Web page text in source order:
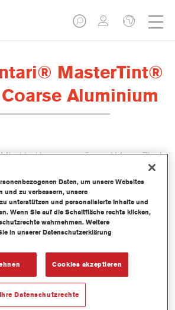
MasterTint®
Aluminium
Centari MasterTint ist
und Basislack-Systems.
Vielseitiges und einfach zu
liefert alle lösemittelbasierenden
- und high Solid Decklacke und
Daten, um unsere Websites
und zu verbessern, unsere
unterstützen und personalisierte Inhalte und
Wenn Sie auf die Schaltfläche rechts klicken,
wahrnehmen. Weitere
in unserer Datenschutzerklärung
Cookies akzeptieren
Ihre Datenschutzrechte